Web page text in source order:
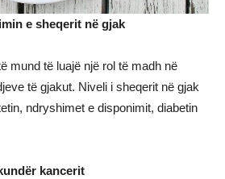
e sheqerit në gjak
mund të luajë një rol të madh në
të gjakut. Niveli i sheqerit në gjak
ndryshimet e disponimit, diabetin
kancerit